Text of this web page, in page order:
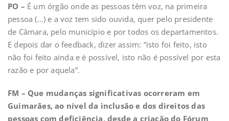
PO – É um órgão onde as pessoas têm voz, na primeira
pessoa (…) e a voz tem sido ouvida, quer pelo presidente
de Câmara, pelo município e por todos os departamentos.
E depois dar o feedback, dizer assim: “isto foi feito, isto
não foi feito ainda e é possível, isto não é possível por esta
razão e por aquela”.
FM – Que mudanças significativas ocorreram em
Guimarães, ao nível da inclusão e dos direitos das
pessoas com deficiência, desde a criação do Fórum